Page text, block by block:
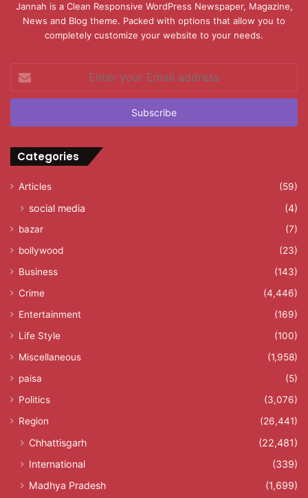
Jannah is a Clean Responsive WordPress Newspaper, Magazine,
News and Blog theme. Packed with options that allow you to
completely customize your website to your needs.
your
Email
Categories
Articles (59)
social media (4)
bazar
(7)
bollywood
(23)
Business
(143)
Crime
(4,446)
Entertainment
(169)
Life Style
(100)
Miscellaneous
(1,958)
paisa
(5)
Politics
(3,076)
Region
(26,441)
Chhattisgarh
(22,481)
International
(339)
Madhya Pradesh
(1,699)